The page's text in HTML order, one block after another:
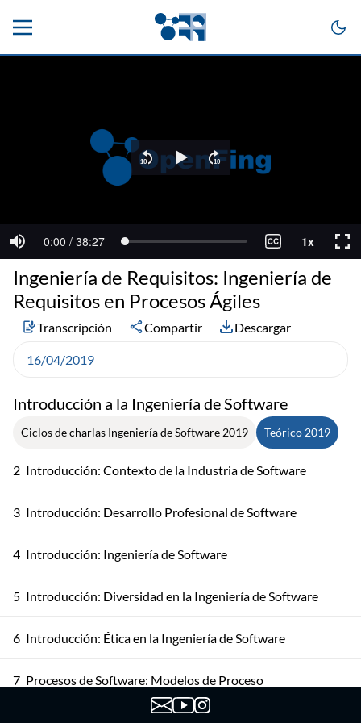
Introducción a la Ingeniería de Software
Ciclos de charlas Ingeniería de Software 2019 Teórico 2019
2 Introducción: Contexto de la Industria de Software
3 Introducción: Desarrollo Profesional de Software
4 Introducción: Ingeniería de Software
5 Introducción: Diversidad en la Ingeniería de Software
6 Introducción: Ética en la Ingeniería de Software
7 Procesos de Software: Modelos de Proceso
Ingeniería de Requisitos: Ingeniería de
Requisitos en Procesos Ágiles
Transcripción Compartir Descargar
16/04/2019